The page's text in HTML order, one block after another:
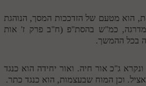
הוא מטעם של הזדככות המסך, הנוהגת
כמ"ש בהסת"פ (ח"ב פרק ז' אות
בכל ההמשך.
ג"כ אור חיה. ואור יחידה הוא כנגד
וכן המוח שבעצמות, הוא כנגד כתר.